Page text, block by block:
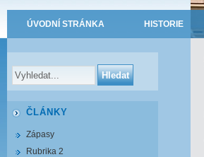
ÚVODNÍ STRÁNKA HISTORIE
ČLÁNKY
Zápasy
Rubrika 2